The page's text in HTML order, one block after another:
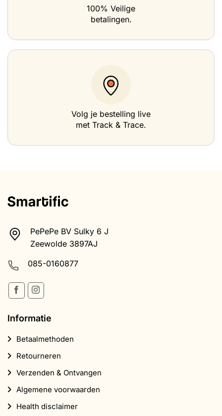
100% Veilige
betalingen.
Volg je bestelling live
met Track & Trace.
PePePe BV Sulky 6 J
Zeewolde 3897AJ
085-0160877
Informatie
Betaalmethoden
Retourneren
Verzenden & Ontvangen
Algemene voorwaarden
Health disclaimer